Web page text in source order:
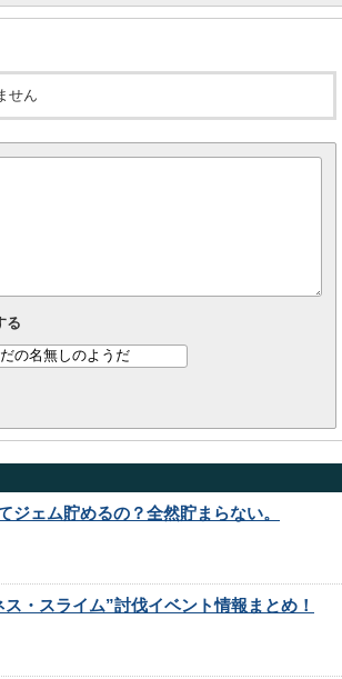
せん
る
ジェム貯めるの？全然貯まらない。
ス・スライム”討伐イベント情報まとめ！